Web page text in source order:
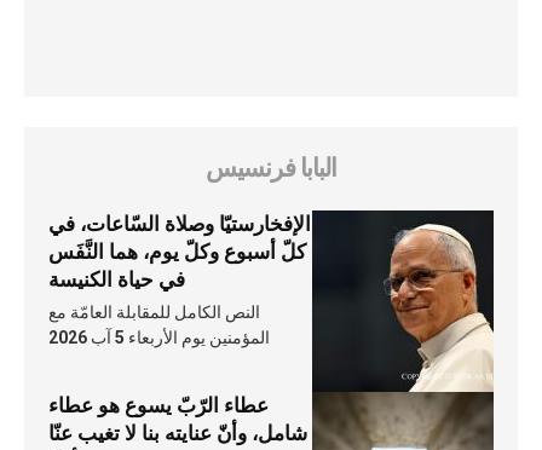
البابا فرنسيس
الإفخارستيّا وصلاة السّاعات، في
كلّ أسبوع وكلّ يوم، هما النَّفَس
في حياة الكنيسة
النص الكامل للمقابلة العامّة مع
المؤمنين يوم الأربعاء 5 آب 2026
عطاء الرّبّ يسوع هو عطاء
شامل، وأنّ عنايته بنا لا تغيب عنّا